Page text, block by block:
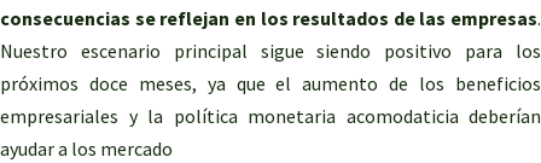
consecuencias se reflejan en los resultados de las empresas.
Nuestro escenario principal sigue siendo positivo para los
próximos doce meses, ya que el aumento de los beneficios
empresariales y la política monetaria acomodaticia deberían
ayudar a los mercado